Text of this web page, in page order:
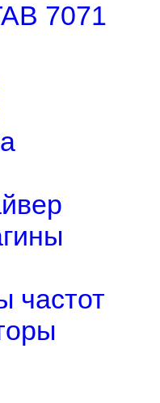
7071
частот